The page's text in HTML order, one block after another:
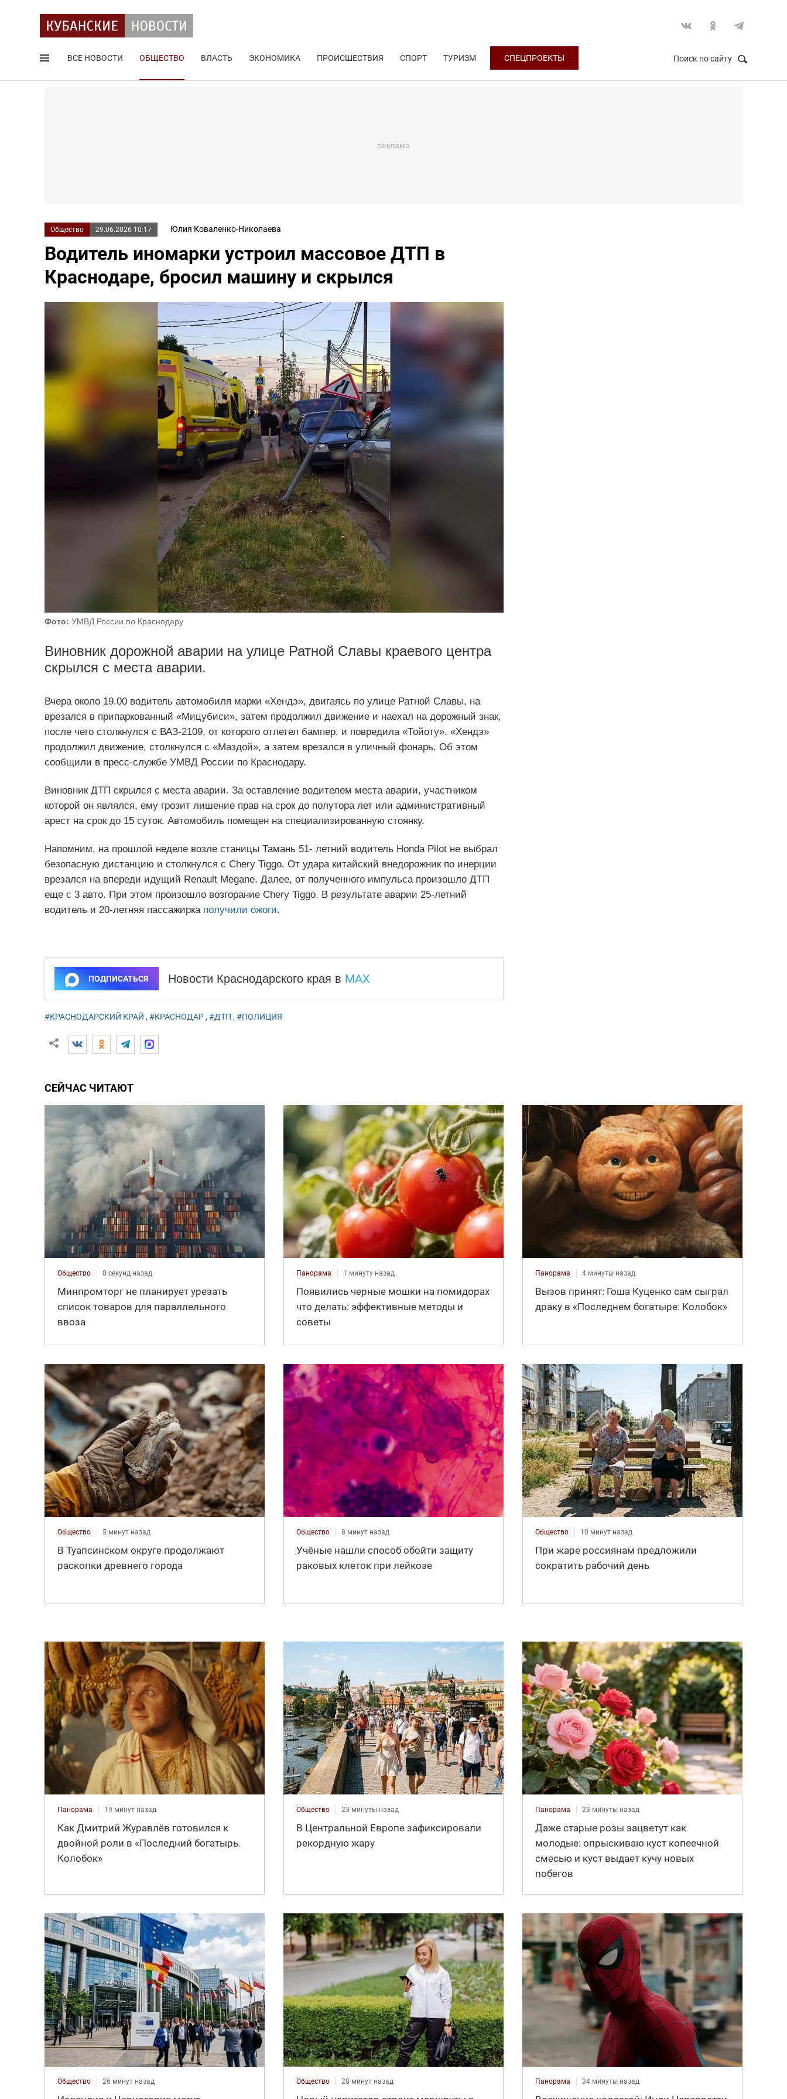
ВСЕ НОВОСТИ ОБЩЕСТВО ВЛАСТЬ ЭКОНОМИКА ПРОИСШЕСТВИЯ СПОРТ ТУРИЗМ СПЕЦПРОЕКТЫ Поиск по сайту
Общество 29.06.2026 10:17 Юлия Коваленко-Николаева
Водитель иномарки устроил массовое ДТП в
Краснодаре, бросил машину и скрылся
Фото: УМВД России по Краснодару
Виновник дорожной аварии на улице Ратной Славы краевого центра
скрылся с места аварии.
Вчера около 19.00 водитель автомобиля марки «Хендэ», двигаясь по улице Ратной Славы, на
врезался в припаркованный «Мицубиси», затем продолжил движение и наехал на дорожный знак,
после чего столкнулся с ВАЗ-2109, от которого отлетел бампер, и повредила «Тойоту». «Хендэ»
продолжил движение, столкнулся с «Маздой», а затем врезался в уличный фонарь. Об этом
сообщили в пресс-службе УМВД России по Краснодару.
Виновник ДТП скрылся с места аварии. За оставление водителем места аварии, участником
которой он являлся, ему грозит лишение прав на срок до полутора лет или административный
арест на срок до 15 суток. Автомобиль помещен на специализированную стоянку.
Напомним, на прошлой неделе возле станицы Тамань 51- летний водитель Honda Pilot не выбрал
безопасную дистанцию и столкнулся с Chery Tiggo. От удара китайский внедорожник по инерции
врезался на впереди идущий Renault Megane. Далее, от полученного импульса произошло ДТП
еще с 3 авто. При этом произошло возгорание Chery Tiggo. В результате аварии 25-летний
водитель и 20-летняя пассажирка получили ожоги.
ПОДПИСАТЬСЯ Новости Краснодарского края в MAX
#КРАСНОДАРСКИЙ КРАЙ , #КРАСНОДАР, #ДТП , #ПОЛИЦИЯ
СЕЙЧАС ЧИТАЮТ
Общество 0 секунд назад
Минпромторг не планирует урезать
список товаров для параллельного
ввоза
Панорама 1 минуту назад
Появились черные мошки на помидорах
что делать: эффективные методы и
советы
Панорама 4 минуты назад
Вызов принят: Гоша Куценко сам сыграл
драку в «Последнем богатыре: Колобок»
Общество 5 минут назад
В Туапсинском округе продолжают
раскопки древнего города
Общество 8 минут назад
Учёные нашли способ обойти защиту
раковых клеток при лейкозе
Общество 10 минут назад
При жаре россиянам предложили
сократить рабочий день
Панорама 19 минут назад
Как Дмитрий Журавлёв готовился к
двойной роли в «Последний богатырь.
Колобок»
Общество 23 минуты назад
В Центральной Европе зафиксировали
рекордную жару
Панорама 23 минуты назад
Даже старые розы зацветут как
молодые: опрыскиваю куст копеечной
смесью и куст выдает кучу новых
побегов
Общество 26 минут назад Общество 28 минут назад Панорама 34 минуты назад